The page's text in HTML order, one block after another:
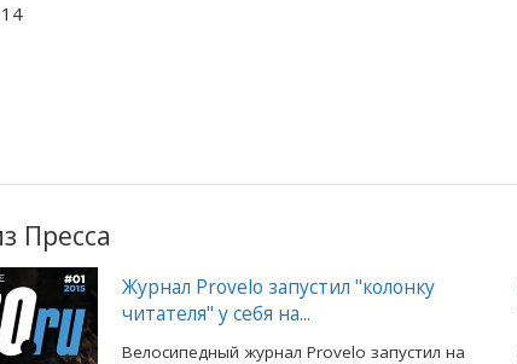
Пресса
Журнал Provelo запустил "колонку
читателя" у себя на...
Велосипедный журнал Provelo запустил на